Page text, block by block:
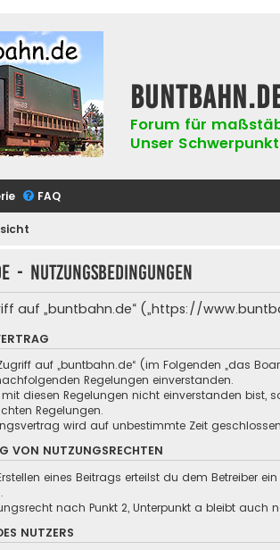
Forum für
Unser
FAQ
- Nutzungsbedingungen
auf „buntbahn.de“ („https://
auf „buntbahn.de“ (im Folgenden „das
Regelungen einverstanden.
diesen Regelungen nicht einverstanden bist,
Regelungen.
wird auf unbestimmte Zeit
VON NUTZUNGSRECHTEN
eines Beitrags erteilst du dem Betreiber
nach Punkt 2, Unterpunkt a bleibt
NUTZERS